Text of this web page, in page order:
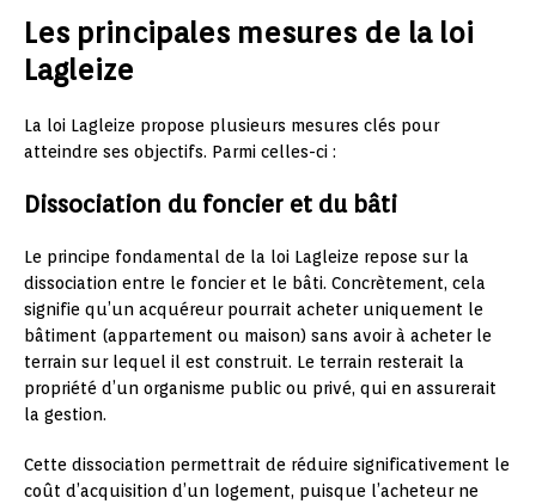
Les principales mesures de la loi
Lagleize
La loi Lagleize propose plusieurs mesures clés pour
atteindre ses objectifs. Parmi celles-ci :
Dissociation du foncier et du bâti
Le principe fondamental de la loi Lagleize repose sur la
dissociation entre le foncier et le bâti. Concrètement, cela
signifie qu’un acquéreur pourrait acheter uniquement le
bâtiment (appartement ou maison) sans avoir à acheter le
terrain sur lequel il est construit. Le terrain resterait la
propriété d’un organisme public ou privé, qui en assurerait
la gestion.
Cette dissociation permettrait de réduire significativement le
coût d’acquisition d’un logement, puisque l’acheteur ne